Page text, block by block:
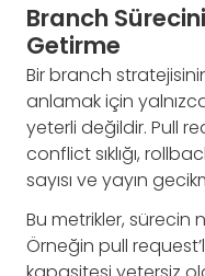
Branch
Getirme
Bir branch
anlamak için
yeterli değildir. Pull
conflict sıklığı,
sayısı ve yayın
Bu metrikler, sürecin
Örneğin pull